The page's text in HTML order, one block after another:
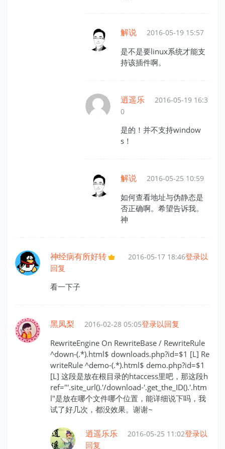
解说 2016-05-19 15:57
是不是要linux系统才能支
持该插件啊。
逍遥乐
2016-05-19 16:3
0
是的！并不支持window
s！
解说 2016-05-25 10:59
如何查看地址与伪静态是
否正确啊。希望告诉我。
神
神经病有所好转 2016-05-17 18:46登录以
回复
看一下子
黑凤梨 2016-02-28 05:05登录以回复
RewriteEngine On RewriteBase / RewriteRule
^down-(.*).html$ downloads.php?id=$1 [L] Re
writeRule ^demo-(.*).html$ demo.php?id=$1
[L] 这段是放在根目录的htaccess里吧，那这段h
ref="'.site_url().'/download-'.get_the_ID().'.htm
l"是放在哪个文件哪个位置，能详细说下吗，我
试了好几次，都没效果。谢谢~
逍遥乐乐 2016-05-25 11:02登录以
回复